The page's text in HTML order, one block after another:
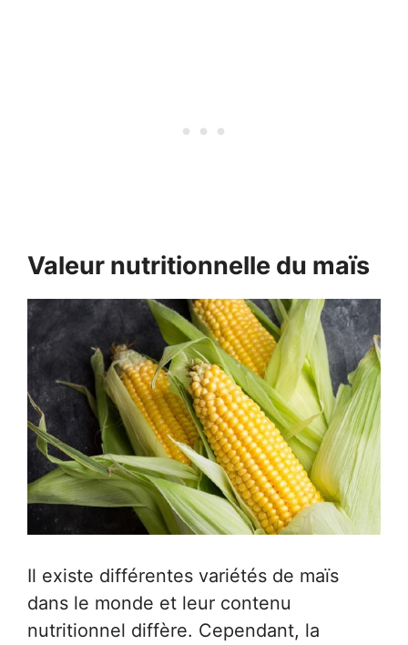
Valeur nutritionnelle du maïs
Il existe différentes variétés de maïs
dans le monde et leur contenu
nutritionnel diffère. Cependant, la